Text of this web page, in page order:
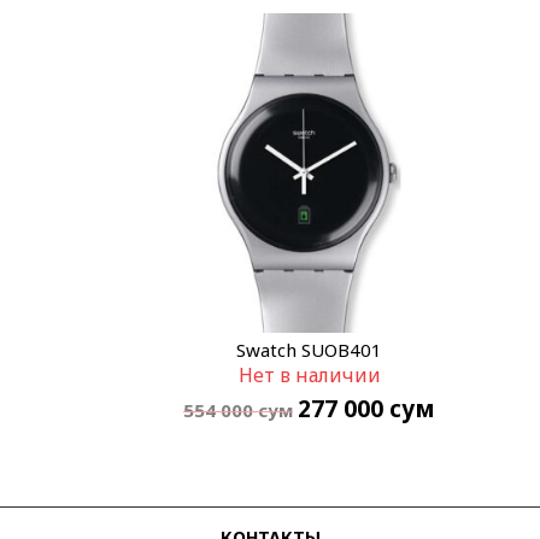
Swatch SUOB401
Нет в наличии
554 000сум 277 000 сум